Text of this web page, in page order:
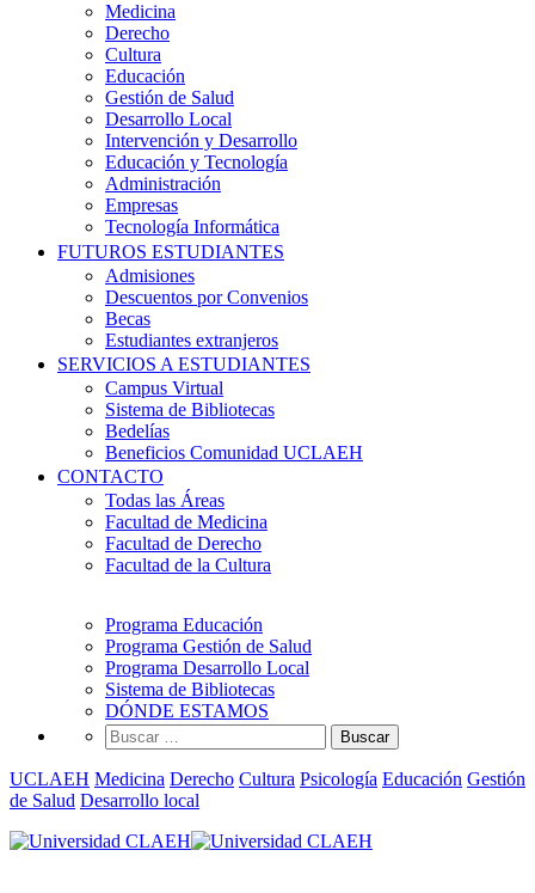
Medicina
Derecho
Cultura
Educación
Gestión de Salud
Desarrollo Local
Intervención y Desarrollo
Educación y Tecnología
Administración
Empresas
Tecnología Informática
FUTUROS ESTUDIANTES
Admisiones
Descuentos por Convenios
Becas
Estudiantes extranjeros
SERVICIOS A ESTUDIANTES
Campus Virtual
Sistema de Bibliotecas
Bedelías
Beneficios Comunidad UCLAEH
CONTACTO
Todas las Áreas
Facultad de Medicina
Facultad de Derecho
Facultad de la Cultura
Programa Educación
Programa Gestión de Salud
Programa Desarrollo Local
Sistema de Bibliotecas
DÓNDE ESTAMOS
Buscar:
UCLAEH Medicina Derecho Cultura Psicología Educación Gestión
de Salud Desarrollo local